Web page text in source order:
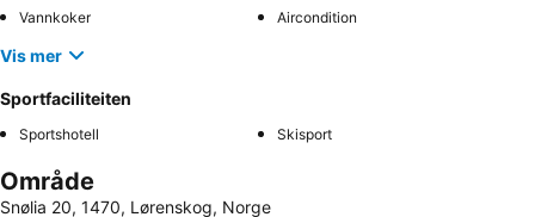
Vannkoker
Aircondition
Vis mer
Sportfaciliteiten
Sportshotell Skisport
Område
Snølia 20, 1470, Lørenskog, Norge